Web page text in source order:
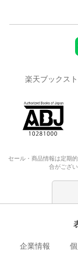
楽天ブックス
セール・商品情報は定期
合がござ
企業情報